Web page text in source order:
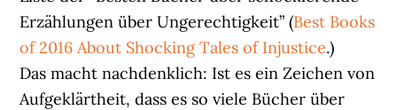
Erzählungen über Ungerechtigkeit” (Best Books
of 2016 About Shocking Tales of Injustice.)
Das macht nachdenklich: Ist es ein Zeichen von
Aufgeklärtheit, dass es so viele Bücher über